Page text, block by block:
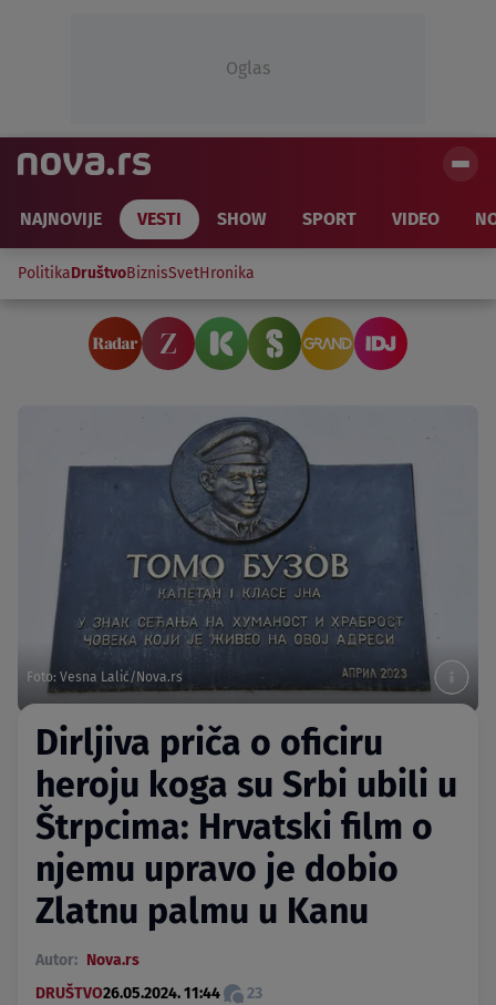
Oglas
NAJNOVIJE VESTI SHOW SPORT VIDEO
PolitikaDruštvoBiznisSvetHronika
Foto: Vesna Lalić/Nova.rs
Dirljiva priča o oficiru
heroju koga su Srbi ubili u
Štrpcima: Hrvatski film o
njemu upravo je dobio
Zlatnu palmu u Kanu
Autor: Nova.rs
DRUŠTVO26.05.2024. 11:44 23